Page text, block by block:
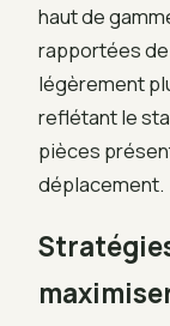
haut de
rapportées
légèrement
reflétant le
pièces
déplacement.